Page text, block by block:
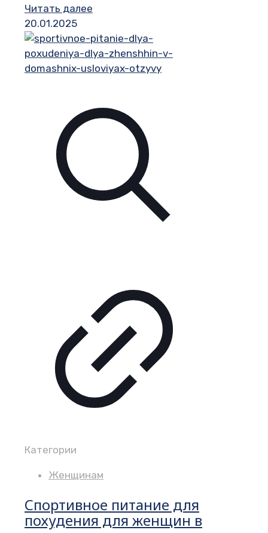
Читать далее
20.01.2025
Категории
Женщинам
Спортивное питание для
похудения для женщин в